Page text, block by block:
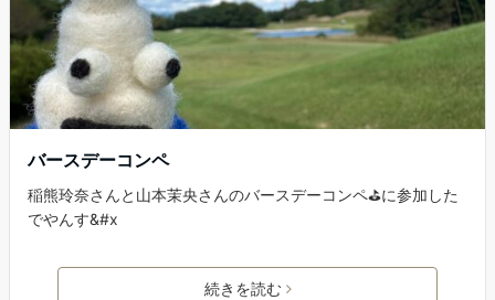
バースデーコンペ
稲熊玲奈さんと山本茉央さんのバースデーコンペ⛳️に参加した
でやんす&#x
続きを読む